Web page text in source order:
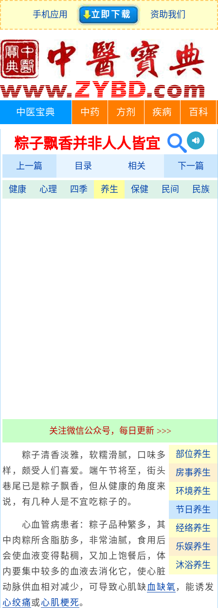
手机应用 立即下载 资助我们
中医宝典 中药 方剂 疾病 百科
粽子飘香并非人人皆宜
上一篇 目录 相关 下一篇
健康 心理 四季 养生 保健 民间 民族
关注微信公众号，每日更新 >>>
部位养生
房事养生
环境养生
节日养生
经络养生
乐娱养生
沐浴养生
粽子清香淡雅，软糯滑腻，口味多
样，颇受人们喜爱。端午节将至，街头
巷尾已是粽子飘香，但从健康的角度来
说，有几种人是不宜吃粽子的。
心血管病患者：粽子品种繁多，其
中肉粽所含脂肪多，非常油腻，食用后
会使血液变得黏稠，又加上饱餐后，体
内要集中较多的血液去消化它，使心脏
动脉供血相对减少，可导致心肌缺 血缺氧 ，能诱发
心绞痛或心肌梗死。